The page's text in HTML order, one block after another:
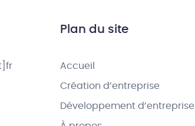
Plan du site
Accueil
Création d’entreprise
Développement d’entreprise